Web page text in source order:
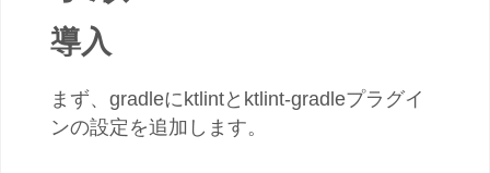
導入
まず、gradleにktlintとktlint-gradleプラグイ
ンの設定を追加します。